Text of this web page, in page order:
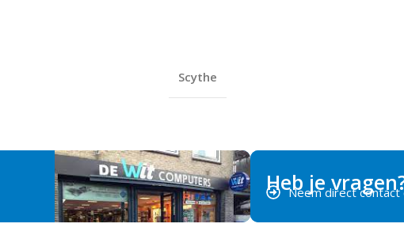
Scythe
Heb je
Neem direct contact